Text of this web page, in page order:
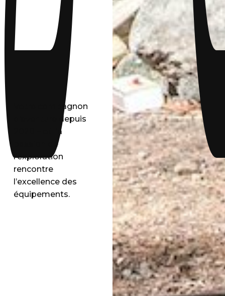
Votre compagnon
d’aventure depuis
2020 – où la
passion de
l’exploration
rencontre
l’excellence des
équipements.